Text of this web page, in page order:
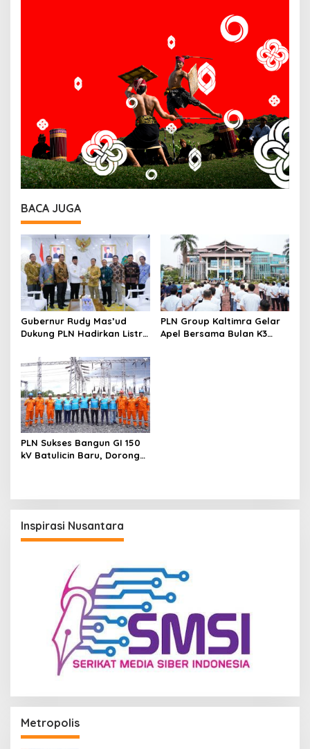
BACA JUGA
Gubernur Rudy Mas’ud
Dukung PLN Hadirkan Listrik
Berkelanjutan di Kaltim
PLN Group Kaltimra Gelar
Apel Bersama Bulan K3
PLN Sukses Bangun GI 150
kV Batulicin Baru, Dorong
Inspirasi Nusantara
Metropolis